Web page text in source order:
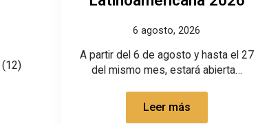
(12)
6 agosto, 2026
A partir del 6 de agosto y hasta el 27
del mismo mes, estará abierta…
Leer más